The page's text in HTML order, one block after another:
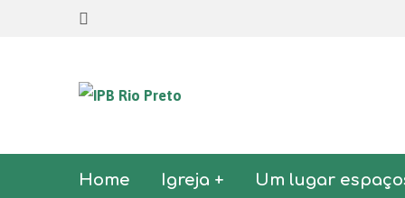
Home Igreja + Um lugar